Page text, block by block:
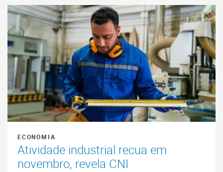
ECONOMIA
Atividade industrial recua em
novembro, revela CNI